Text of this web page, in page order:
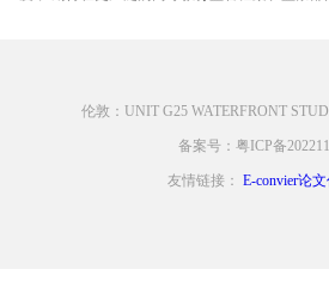
伦敦：UNIT G25 WATERFRONT
备案号：粤ICP备
友情链接： E-convier论